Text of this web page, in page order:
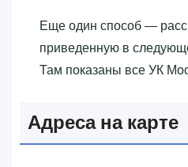
Еще один способ —
приведенную в
Там показаны все УК
Адреса на карте